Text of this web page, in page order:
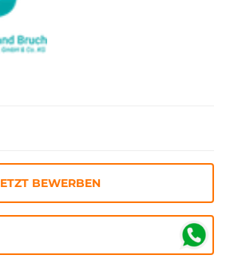
BEWERBEN